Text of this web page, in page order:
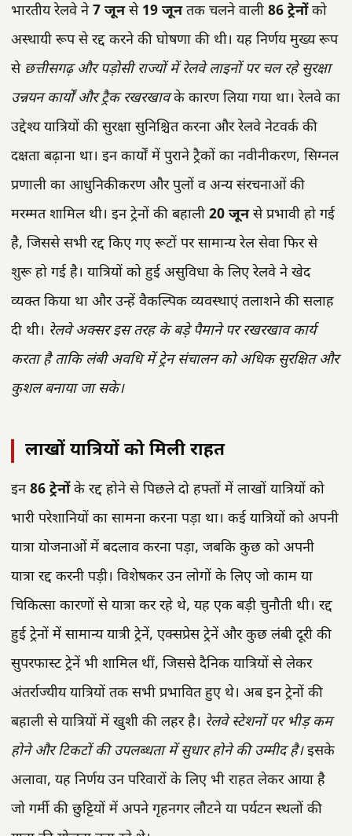
भारतीय रेलवे ने7 जूनसे 19 जूनतक चलने वाली 86 ट्रेनोंको
अस्थायी रूप से रद्द करने की घोषणा की थी। यह निर्णय मुख्य रूप
से छत्तीसगढ़ और पड़ोसी राज्यों में रेलवे लाइनों पर चल रहे सुरक्षा
उन्नयन कार्यों और ट्रैक रखरखावके कारण लिया गया था। रेलवे का
उद्देश्य यात्रियों की सुरक्षा सुनिश्चित करना और रेलवे नेटवर्क की
दक्षता बढ़ाना था। इन कार्यों में पुराने ट्रैकों का नवीनीकरण, सिग्नल
प्रणाली का आधुनिकीकरण और पुलों व अन्य संरचनाओं की
मरम्मत शामिल थी। इन ट्रेनों की बहाली 20 जूनसे प्रभावी हो गई
है, जिससे सभी रद्द किए गए रूटों पर सामान्य रेल सेवा फिर से
शुरू हो गई है। यात्रियों को हुई असुविधा के लिए रेलवे ने खेद
व्यक्त किया था और उन्हें वैकल्पिक व्यवस्थाएं तलाशने की सलाह
दी थी। रेलवे अक्सर इस तरह के बड़े पैमाने पर रखरखाव कार्य
करता है ताकि लंबी अवधि में ट्रेन संचालन को अधिक सुरक्षित और
कुशल बनाया जा सके।
लाखों यात्रियों को मिली राहत
इन86 ट्रेनोंके रद्द होने से पिछले दो हफ्तों में लाखों यात्रियों को
भारी परेशानियों का सामना करना पड़ा था। कई यात्रियों को अपनी
यात्रा योजनाओं में बदलाव करना पड़ा, जबकि कुछ को अपनी
यात्रा रद्द करनी पड़ी। विशेषकर उन लोगों के लिए जो काम या
चिकित्सा कारणों से यात्रा कर रहे थे, यह एक बड़ी चुनौती थी। रद्द
हुई ट्रेनों में सामान्य यात्री ट्रेनें, एक्सप्रेस ट्रेनें और कुछ लंबी दूरी की
सुपरफास्ट ट्रेनें भी शामिल थीं, जिससे दैनिक यात्रियों से लेकर
अंतर्राज्यीय यात्रियों तक सभी प्रभावित हुए थे। अब इन ट्रेनों की
बहाली से यात्रियों में खुशी की लहर है। रेलवे स्टेशनों पर भीड़ कम
होने और टिकटों की उपलब्धता में सुधार होने की उम्मीद है।इसके
अलावा, यह निर्णय उन परिवारों के लिए भी राहत लेकर आया है
जो गर्मी की छुट्टियों में अपने गृहनगर लौटने या पर्यटन स्थलों की